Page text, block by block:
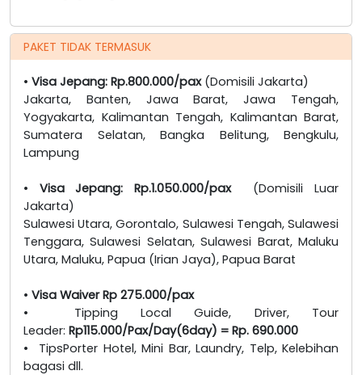
PAKET TIDAK TERMASUK
• Visa Jepang: Rp.800.000/pax(Domisili Jakarta)
Jakarta, Banten, Jawa Barat, Jawa Tengah,
Yogyakarta, Kalimantan Tengah, Kalimantan Barat,
Sumatera Selatan, Bangka Belitung, Bengkulu,
Lampung
• Visa Jepang: Rp.1.050.000/pax(Domisili Luar
Jakarta)
Sulawesi Utara, Gorontalo, Sulawesi Tengah, Sulawesi
Tenggara, Sulawesi Selatan, Sulawesi Barat, Maluku
Utara, Maluku, Papua (Irian Jaya), Papua Barat
• Visa Waiver Rp 275.000/pax
• Tipping Local Guide, Driver, Tour
Leader: Rp115.000/Pax/Day(6day) = Rp. 690.000
• TipsPorter Hotel, Mini Bar, Laundry, Telp, Kelebihan
bagasi dll.